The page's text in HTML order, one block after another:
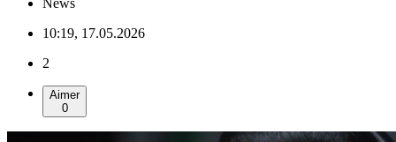
10:19, 17.05.2026
2
Aimer
0